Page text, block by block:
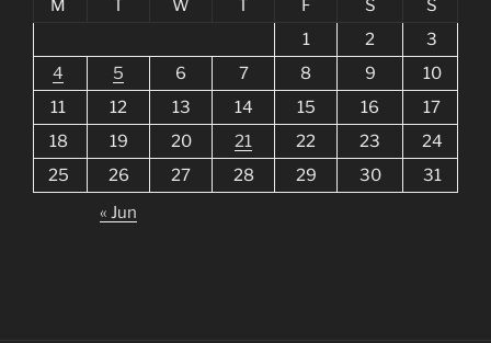
M
T W T F S
S
1
2
3
4
5 6 7 8 9
10
11
12 13 14 15 16
17
18
19 20 21 22 23
24
25
26 27 28 29 30
31
« Jun